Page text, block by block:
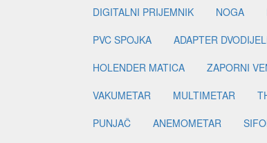
DIGITALNI PRIJEMNIK
NOGA
PVC SPOJKA
ADAPTER
HOLENDER MATICA
ZAPORNI
VAKUMETAR
MULTIMETAR
PUNJAČ
ANEMOMETAR